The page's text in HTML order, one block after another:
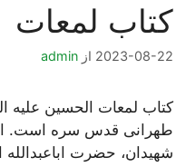
کتاب لمعات
2023-08-22 از admin
کتاب لمعات الحسین علیه
طهرانی قدس سره است.
شهیدان، حضرت اباعبدالله